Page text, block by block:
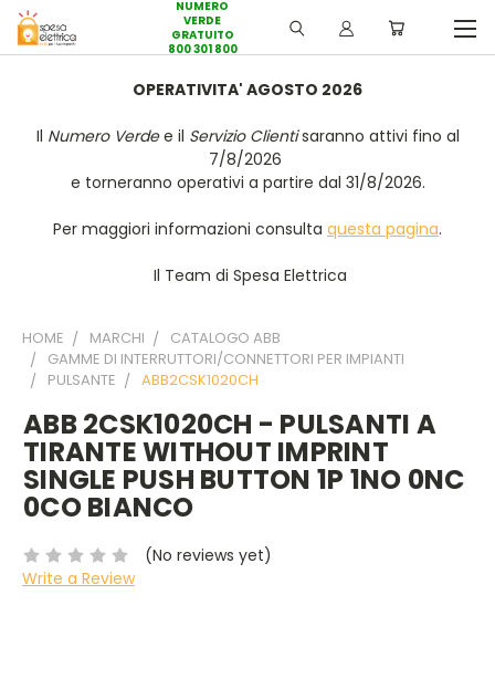
NUMERO
VERDE
GRATUITO
800 301 800
OPERATIVITA' AGOSTO 2026
Il Numero Verdee il Servizio Clientisaranno attivi fino al
7/8/2026
e torneranno operativi a partire dal 31/8/2026.
Per maggiori informazioni consulta questa pagina.
Il Team di Spesa Elettrica
HOME MARCHI
CATALOGO ABB
GAMME DI INTERRUTTORI/CONNETTORI PER IMPIANTI
PULSANTE
ABB2CSK1020CH
ABB 2CSK1020CH - PULSANTI A
TIRANTE WITHOUT IMPRINT
SINGLE PUSH BUTTON 1P 1NO 0NC
0CO BIANCO
(No reviews yet)
Write a Review